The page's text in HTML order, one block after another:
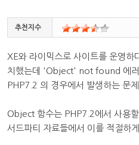
추천지수
XE와 라이믹스로 사이트를 운영하
치했는데 'Object' not found 에러
PHP7.2 의 경우에서 발생하는 문
Object 함수는 PHP7.2에서 사용
서드파티 자료들에서 이를 적절하